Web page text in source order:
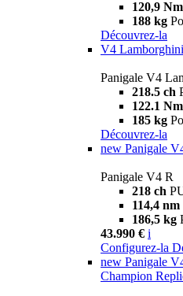
120,9 Nm
188 kg
Découvrez-la
V4 Lamborghini
Panigale V4
218.5 ch
122.1 Nm
185 kg
Découvrez-la
new Panigale
Panigale V4 R
218 ch
114,4 nm
186,5 kg
43.990 € i
Configurez-la
new Panigale
Champion